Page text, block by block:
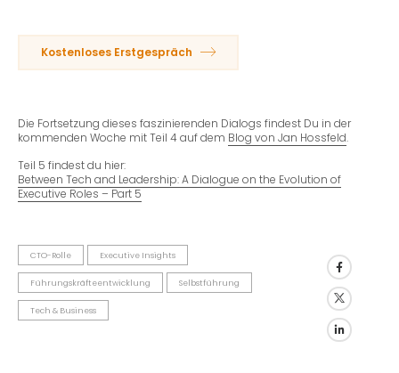
Kostenloses Erstgespräch
Die Fortsetzung dieses faszinierenden Dialogs findest Du in der
kommenden Woche mit Teil 4 auf dem Blog von Jan Hossfeld.
Teil 5 findest du hier:
Between Tech and Leadership: A Dialogue on the Evolution of
Executive Roles – Part 5
CTO-Rolle Executive Insights
Führungskräfteentwicklung Selbstführung
Tech & Business